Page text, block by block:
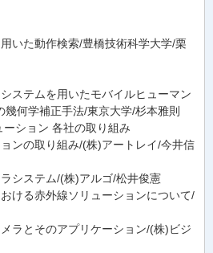
いた動作検索/豊橋技術科学大学/栗
ステムを用いたモバイルヒューマン
何学補正手法/東京大学/杉本雅則
ション 各社の取り組み
ンの取り組み/(株)アートレイ/今井信
システム/(株)アルゴ/松井俊憲
ける赤外線ソリューションについて/
ラとそのアプリケーション/(株)ビジ